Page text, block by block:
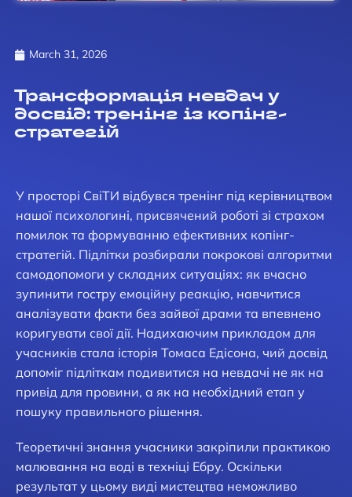
March 31, 2026
Трансформація невдач у
досвід: тренінг із копінг-
стратегій
У просторі СвіТИ відбувся тренінг під керівництвом
нашої психологині, присвячений роботі зі страхом
помилок та формуванню ефективних копінг-
стратегій. Підлітки розбирали покрокові алгоритми
самодопомоги у складних ситуаціях: як вчасно
зупинити гостру емоційну реакцію, навчитися
аналізувати факти без зайвої драми та впевнено
коригувати свої дії. Надихаючим прикладом для
учасників стала історія Томаса Едісона, чий досвід
допоміг підліткам подивитися на невдачі не як на
привід для провини, а як на необхідний етап у
пошуку правильного рішення.
Теоретичні знання учасники закріпили практикою
малювання на воді в техніці Ебру. Оскільки
результат у цьому виді мистецтва неможливо